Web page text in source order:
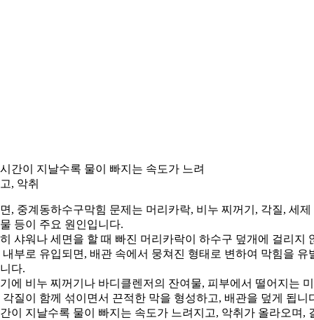
간이 지날수록 물이 빠지는 속도가 느려
, 악취
, 중계동하수구막힘 문제는 머리카락, 비누 찌꺼기, 각질, 세제
등이 주요 원인입니다.
샤워나 세면을 할 때 빠진 머리카락이 하수구 덮개에 걸리지
내부로 유입되면, 배관 속에서 뭉쳐진 형태로 변하여 막힘을 유
다.
에 비누 찌꺼기나 바디클렌저의 잔여물, 피부에서 떨어지는
각질이 함께 섞이면서 끈적한 막을 형성하고, 배관을 덮게 됩니
이 지날수록 물이 빠지는 속도가 느려지고, 악취가 올라오며,